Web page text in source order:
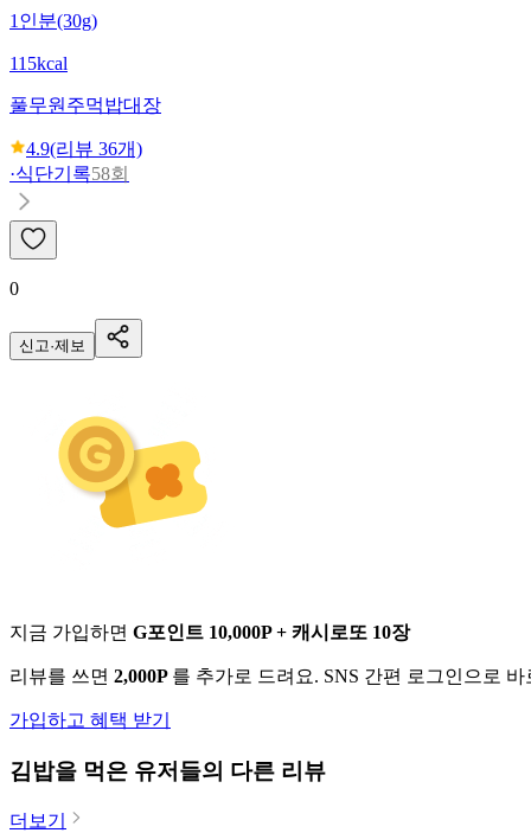
1인분(30g)
115kcal
풀무원 주먹밥대장
4.9(리뷰 36개)
·식단기록58회
0
신고·제보
지금 가입하면 G포인트 10,000P + 캐시로또 10장
리뷰를 쓰면 2,000P 를 추가로 드려요. SNS 간편 로그인으로
가입하고 혜택 받기
김밥을 먹은 유저들의 다른 리뷰
더보기